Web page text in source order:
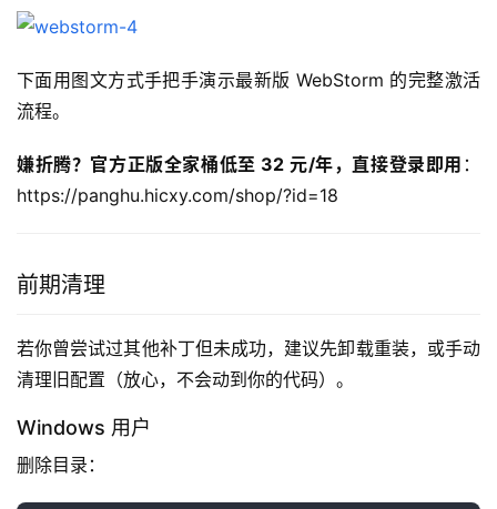
下面用图文方式手把手演示最新版 WebStorm 的完整激活
流程。
嫌折腾？官方正版全家桶低至 32 元/年，直接登录即用 ：
https://panghu.hicxy.com/shop/?id=18
前期清理
若你曾尝试过其他补丁但未成功，建议先卸载重装，或手动
清理旧配置（放心，不会动到你的代码）。
Windows 用户
删除目录：